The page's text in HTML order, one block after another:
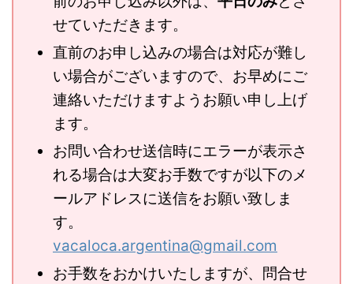
せていただきます。
直前のお申し込みの場合は対応が難し
い場合がございますので、お早めにご
連絡いただけますようお願い申し上げ
ます。
お問い合わせ送信時にエラーが表示さ
れる場合は大変お手数ですが以下のメ
ールアドレスに送信をお願い致しま
す。
vacaloca.argentina@gmail.com
お手数をおかけいたしますが、問合せ